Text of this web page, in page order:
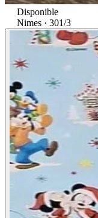
Disponible
Nimes · 301/3